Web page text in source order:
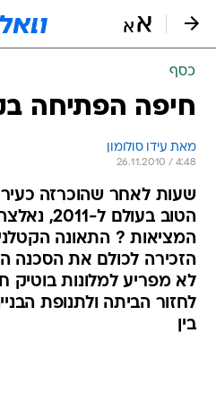
כסף
חיפה הפתיחה
מאת עידו סולומון
26.11.2010 / 4:48
שעות לאחר שהוכרזה
הטוב
המציאות ? התאונה
הזכירה לכולם את הסכנה
לא מפריע למלונות בוטיק
לחזור הביתה ולתנופת
בין